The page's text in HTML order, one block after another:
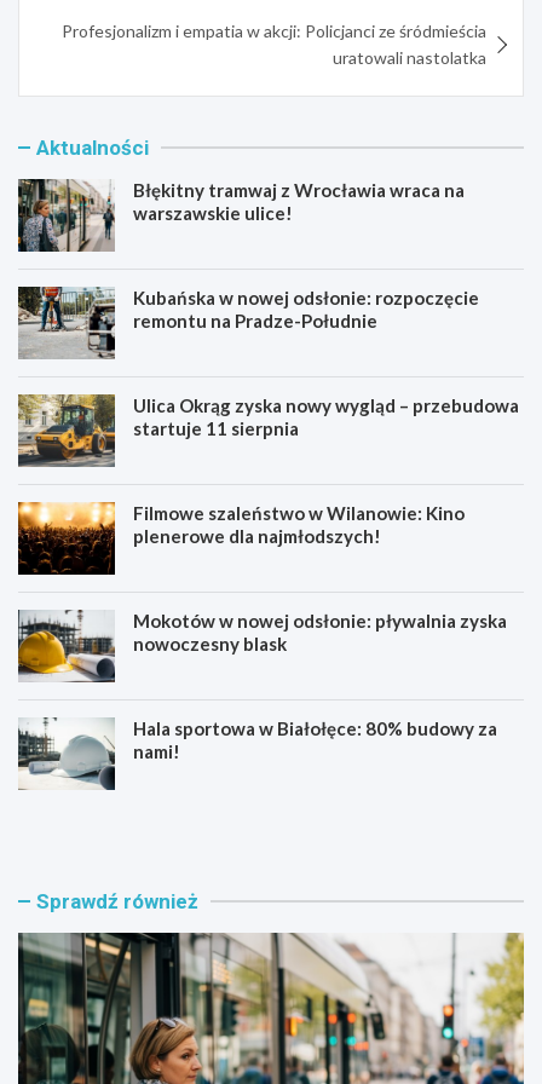
Profesjonalizm i empatia w akcji: Policjanci ze śródmieścia
uratowali nastolatka
Aktualności
Błękitny tramwaj z Wrocławia wraca na
warszawskie ulice!
Kubańska w nowej odsłonie: rozpoczęcie
remontu na Pradze-Południe
Ulica Okrąg zyska nowy wygląd – przebudowa
startuje 11 sierpnia
Filmowe szaleństwo w Wilanowie: Kino
plenerowe dla najmłodszych!
Mokotów w nowej odsłonie: pływalnia zyska
nowoczesny blask
Hala sportowa w Białołęce: 80% budowy za
nami!
B
t
y
r
a
m
w
K
s
a
w
n
o
w
e
Sprawdź również